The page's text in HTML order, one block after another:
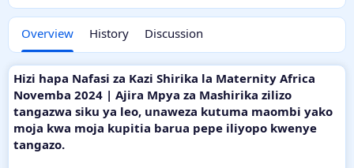
Overview History Discussion
Hizi hapa Nafasi za Kazi Shirika la Maternity Africa
Novemba 2024 | Ajira Mpya za Mashirika zilizo
tangazwa siku ya leo, unaweza kutuma maombi yako
moja kwa moja kupitia barua pepe iliyopo kwenye
tangazo.